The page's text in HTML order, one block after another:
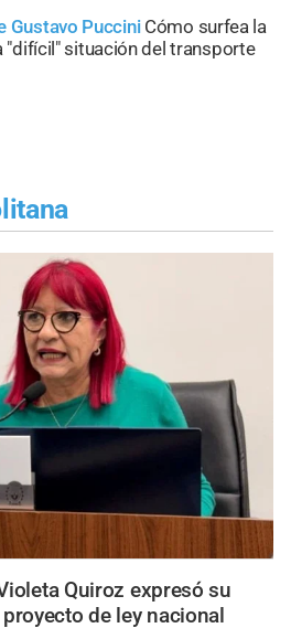
Gustavo Puccini Cómo surfea la
"difícil" situación del transporte
Quiroz expresó su
de ley nacional